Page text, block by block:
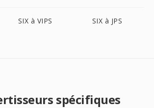
SIX à VIPS SIX à JPS
spécifiques